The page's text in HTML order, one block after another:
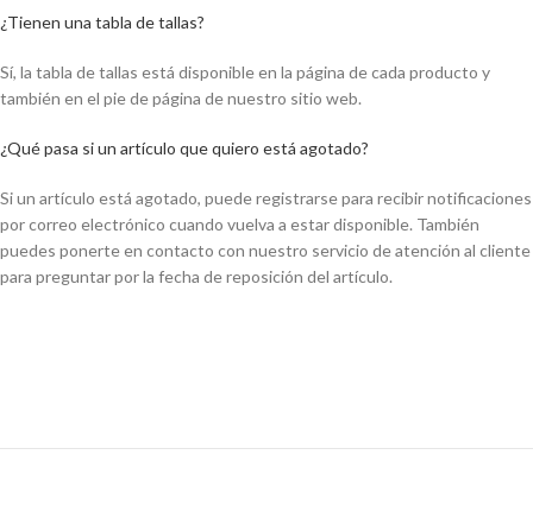
¿Tienen una tabla de tallas?
Sí, la tabla de tallas está disponible en la página de cada producto y
también en el pie de página de nuestro sitio web.
¿Qué pasa si un artículo que quiero está agotado?
Si un artículo está agotado, puede registrarse para recibir notificaciones
por correo electrónico cuando vuelva a estar disponible. También
puedes ponerte en contacto con nuestro servicio de atención al cliente
para preguntar por la fecha de reposición del artículo.